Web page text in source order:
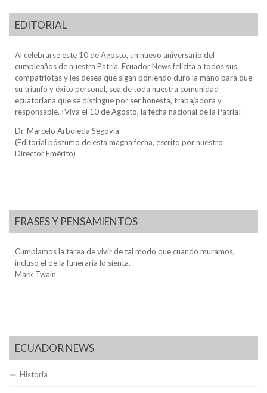
EDITORIAL
Al celebrarse este 10 de Agosto, un nuevo aniversario del
cumpleaños de nuestra Patria, Ecuador News felicita a todos sus
compatriotas y les desea que sigan poniendo duro la mano para que
su triunfo y éxito personal, sea de toda nuestra comunidad
ecuatoriana que se distingue por ser honesta, trabajadora y
responsable. ¡Viva el 10 de Agosto, la fecha nacional de la Patria!
Dr. Marcelo Arboleda Segovia
(Editorial póstumo de esta magna fecha, escrito por nuestro
Director Emérito)
FRASES Y PENSAMIENTOS
Cumplamos la tarea de vivir de tal modo que cuando muramos,
incluso el de la funeraria lo sienta.
Mark Twain
ECUADOR NEWS
Historia